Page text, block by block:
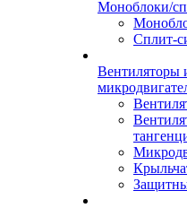
Моноблоки/
Сплит-
Вентиляторы